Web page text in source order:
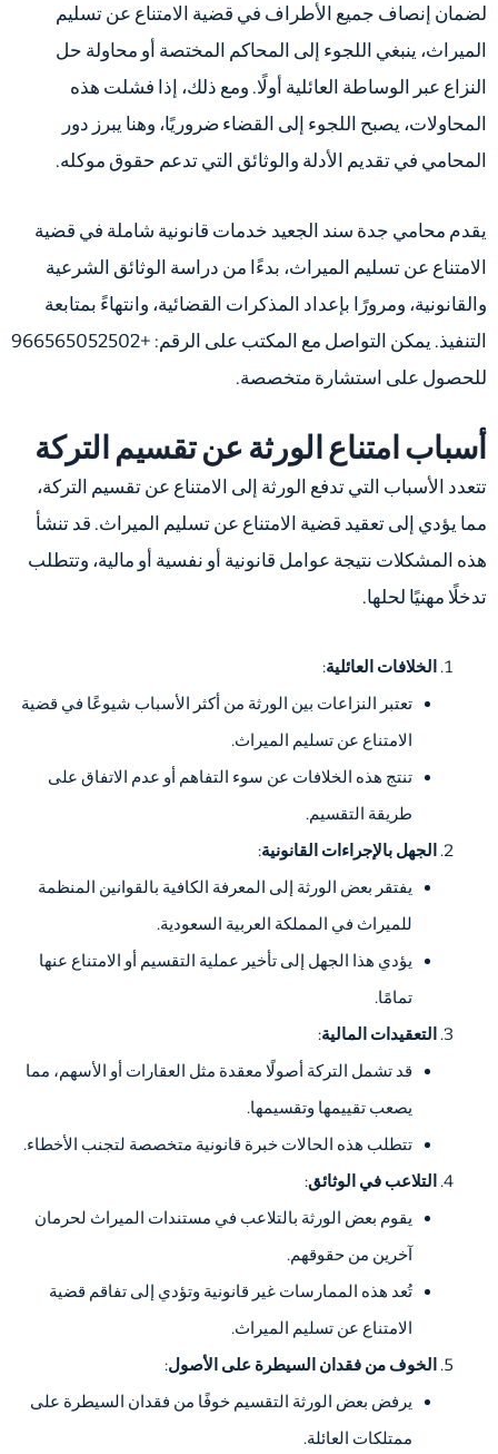
لضمان إنصاف جميع الأطراف في قضية الامتناع عن تسليم
الميراث، ينبغي اللجوء إلى المحاكم المختصة أو محاولة حل
النزاع عبر الوساطة العائلية أولًا. ومع ذلك، إذا فشلت هذه
المحاولات، يصبح اللجوء إلى القضاء ضروريًا، وهنا يبرز دور
المحامي في تقديم الأدلة والوثائق التي تدعم حقوق موكله.
يقدم محامي جدة سند الجعيد خدمات قانونية شاملة في قضية
الامتناع عن تسليم الميراث، بدءًا من دراسة الوثائق الشرعية
والقانونية، ومرورًا بإعداد المذكرات القضائية، وانتهاءً بمتابعة
التنفيذ. يمكن التواصل مع المكتب على الرقم: +966565052502
للحصول على استشارة متخصصة.
أسباب امتناع الورثة عن تقسيم التركة
تتعدد الأسباب التي تدفع الورثة إلى الامتناع عن تقسيم التركة،
مما يؤدي إلى تعقيد قضية الامتناع عن تسليم الميراث. قد تنشأ
هذه المشكلات نتيجة عوامل قانونية أو نفسية أو مالية، وتتطلب
تدخلًا مهنيًا لحلها.
الخلافات العائلية:
تعتبر النزاعات بين الورثة من أكثر الأسباب شيوعًا في قضية
الامتناع عن تسليم الميراث.
تنتج هذه الخلافات عن سوء التفاهم أو عدم الاتفاق على
طريقة التقسيم.
الجهل بالإجراءات القانونية:
يفتقر بعض الورثة إلى المعرفة الكافية بالقوانين المنظمة
للميراث في المملكة العربية السعودية.
يؤدي هذا الجهل إلى تأخير عملية التقسيم أو الامتناع عنها
تمامًا.
التعقيدات المالية:
قد تشمل التركة أصولًا معقدة مثل العقارات أو الأسهم، مما
يصعب تقييمها وتقسيمها.
تتطلب هذه الحالات خبرة قانونية متخصصة لتجنب الأخطاء.
التلاعب في الوثائق:
يقوم بعض الورثة بالتلاعب في مستندات الميراث لحرمان
آخرين من حقوقهم.
تُعد هذه الممارسات غير قانونية وتؤدي إلى تفاقم قضية
الامتناع عن تسليم الميراث.
الخوف من فقدان السيطرة على الأصول:
يرفض بعض الورثة التقسيم خوفًا من فقدان السيطرة على
ممتلكات العائلة.